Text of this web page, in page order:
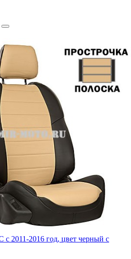
2011-2016 год, цвет черный с